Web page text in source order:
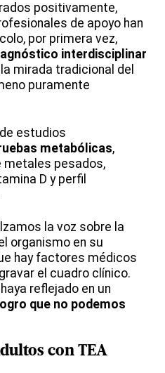
positivamente,
de apoyo han
por primera vez,
interdisciplinar
mirada tradicional del
puramente
estudios
metabólicas,
metales pesados,
D y perfil
la voz sobre la
organismo en su
hay factores médicos
el cuadro clínico.
reflejado en un
logro que no podemos
con TEA